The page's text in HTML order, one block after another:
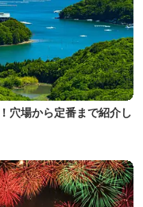
穴場から定番まで紹介し